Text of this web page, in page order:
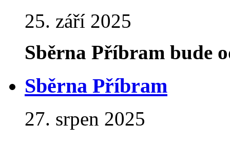
25. září 2025
Sběrna Příbram bude
Sběrna Příbram
27. srpen 2025